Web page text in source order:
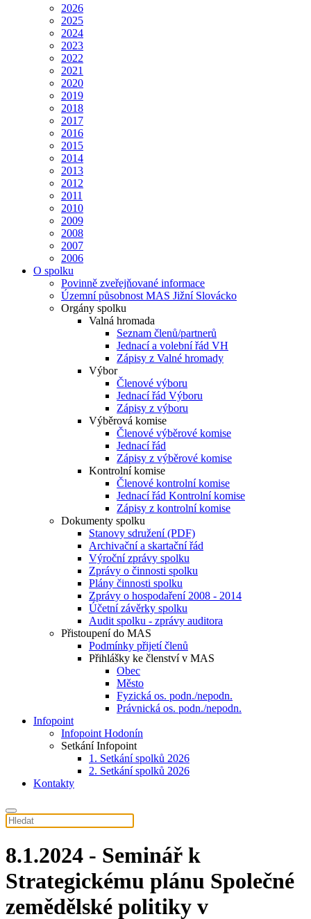
2026
2025
2024
2023
2022
2021
2020
2019
2018
2017
2016
2015
2014
2013
2012
2011
2010
2009
2008
2007
2006
O spolku
Povinně zveřejňované informace
Územní působnost MAS Jižní Slovácko
Orgány spolku
Valná hromada
Seznam členů/partnerů
Jednací a volební řád VH
Zápisy z Valné hromady
Výbor
Členové výboru
Jednací řád Výboru
Zápisy z výboru
Výběrová komise
Členové výběrové komise
Jednací řád
Zápisy z výběrové komise
Kontrolní komise
Členové kontrolní komise
Jednací řád Kontrolní komise
Zápisy z kontrolní komise
Dokumenty spolku
Stanovy sdružení (PDF)
Archivační a skartační řád
Výroční zprávy spolku
Zprávy o činnosti spolku
Plány činnosti spolku
Zprávy o hospodaření 2008 - 2014
Účetní závěrky spolku
Audit spolku - zprávy auditora
Přistoupení do MAS
Podmínky přijetí členů
Přihlášky ke členství v MAS
Obec
Město
Fyzická os. podn./nepodn.
Právnická os. podn./nepodn.
Infopoint
Infopoint Hodonín
Setkání Infopoint
1. Setkání spolků 2026
2. Setkání spolků 2026
Kontakty
8.1.2024 - Seminář k
Strategickému plánu Společné
zemědělské politiky v